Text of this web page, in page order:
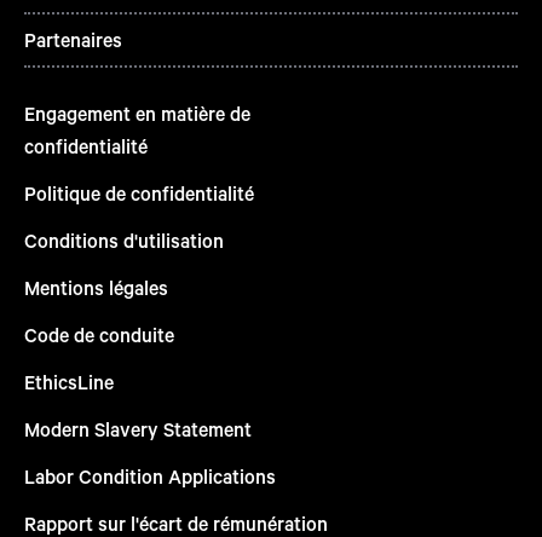
Partenaires
Engagement en matière de
confidentialité
Politique de confidentialité
Conditions d'utilisation
Mentions légales
Code de conduite
EthicsLine
Modern Slavery Statement
Labor Condition Applications
Rapport sur l'écart de rémunération